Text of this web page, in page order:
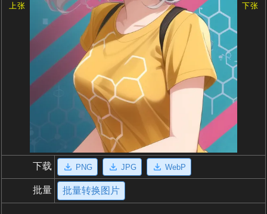
上张 下张
下载 PNG JPG WebP
批量 批量转换图片